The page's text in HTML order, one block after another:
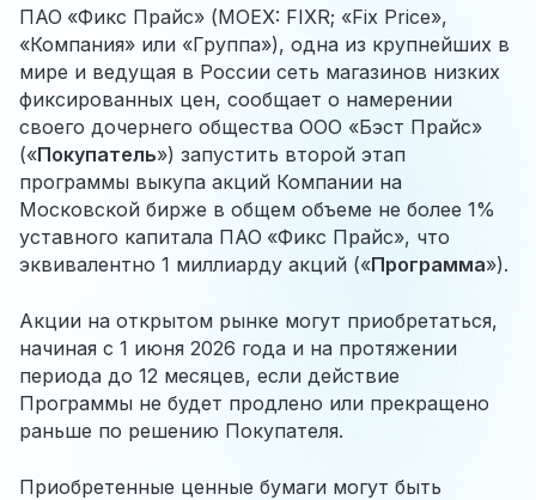
ПАО «Фикс Прайс» (MOEX: FIXR; «Fix Price»,
«Компания» или «Группа»), одна из крупнейших в
мире и ведущая в России сеть магазинов низких
фиксированных цен, сообщает о намерении
своего дочернего общества ООО «Бэст Прайс»
(«Покупатель») запустить второй этап
программы выкупа акций Компании на
Московской бирже в общем объеме не более 1%
уставного капитала ПАО «Фикс Прайс», что
эквивалентно 1 миллиарду акций («Программа»).
Акции на открытом рынке могут приобретаться,
начиная с 1 июня 2026 года и на протяжении
периода до 12 месяцев, если действие
Программы не будет продлено или прекращено
раньше по решению Покупателя.
Приобретенные ценные бумаги могут быть